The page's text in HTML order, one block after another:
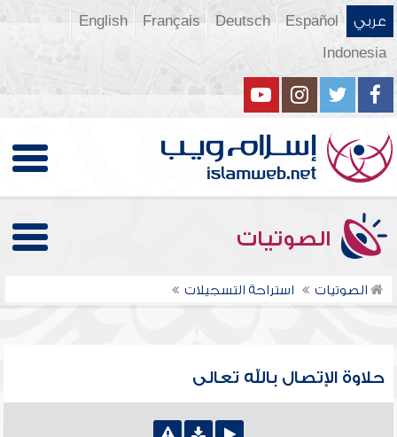
عربي Español
Deutsch
Français
English
Indonesia
الصوتيات
الصوتيات استراحة التسجيلات
حلاوة الإتصال بالله تعالى